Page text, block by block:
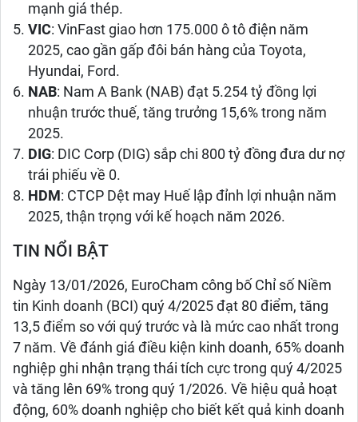
mạnh giá thép.
VIC: VinFast giao hơn 175.000 ô tô điện năm
2025, cao gần gấp đôi bán hàng của Toyota,
Hyundai, Ford.
NAB: Nam A Bank (NAB) đạt 5.254 tỷ đồng lợi
nhuận trước thuế, tăng trưởng 15,6% trong năm
2025.
DIG: DIC Corp (DIG) sắp chi 800 tỷ đồng đưa dư nợ
trái phiếu về 0.
HDM : CTCP Dệt may Huế lập đỉnh lợi nhuận năm
2025, thận trọng với kế hoạch năm 2026.
TIN NỔI BẬT
Ngày 13/01/2026, EuroCham công bố Chỉ số Niềm
tin Kinh doanh (BCI) quý 4/2025 đạt 80 điểm, tăng
13,5 điểm so với quý trước và là mức cao nhất trong
7 năm. Về đánh giá điều kiện kinh doanh, 65% doanh
nghiệp ghi nhận trạng thái tích cực trong quý 4/2025
và tăng lên 69% trong quý 1/2026. Về hiệu quả hoạt
động, 60% doanh nghiệp cho biết kết quả kinh doanh